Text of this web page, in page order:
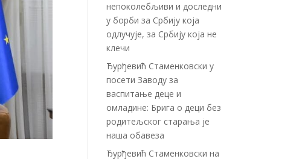
непоколебљиви и доследни
у борби за Србију која
одлучује, за Србију која не
клечи
Ђурђевић Стаменковски у
посети Заводу за
васпитање деце и
омладине: Брига о деци без
родитељског старања је
наша обавеза
Ђурђевић Стаменковски на